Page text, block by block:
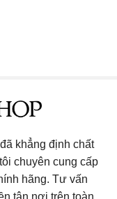
khẳng định chất
chuyên cung cấp
hãng. Tư vấn
tận nơi trên toàn